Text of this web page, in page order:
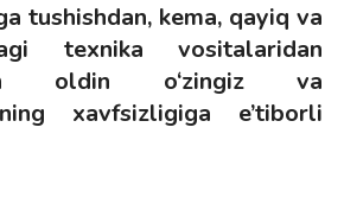
tushishdan, kema, qayiq va
texnika vositalaridan
oldin o‘zingiz va
xavfsizligiga e’tiborli